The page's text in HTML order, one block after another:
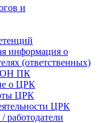
и
информация о
(ответственных)
ПК
о ЦРК
ЦРК
ЦРК
работодатели